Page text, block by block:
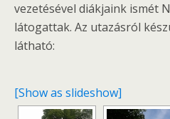
vezetésével diákjaink ismét
látogattak. Az utazásról
látható:
[Show as slideshow]